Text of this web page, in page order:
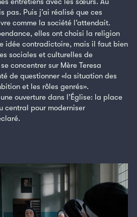
pas. Puis j’ai réalisé que ces
comme la société l’attendait.
elles ont choisi la religion
idée contradictoire, mais il faut bien
sociales et culturelles de
concentrer sur Mère Teresa
de questionner «la situation des
et les rôles genrés».
ouverture dans l’Église: la place
central pour moderniser